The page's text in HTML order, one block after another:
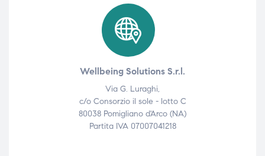
Wellbeing Solutions S.r.l.
Via G. Luraghi,
c/o Consorzio il sole - lotto C
80038 Pomigliano d'Arco (NA)
Partita IVA 07007041218